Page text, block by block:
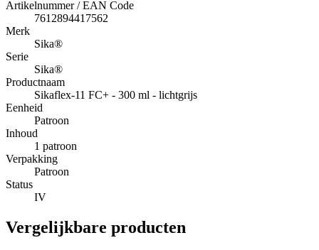
Artikelnummer / EAN Code
7612894417562
Merk
Sika®
Serie
Sika®
Productnaam
Sikaflex-11 FC+ - 300 ml - lichtgrijs
Eenheid
Patroon
Inhoud
1 patroon
Verpakking
Patroon
Status
IV
Vergelijkbare producten